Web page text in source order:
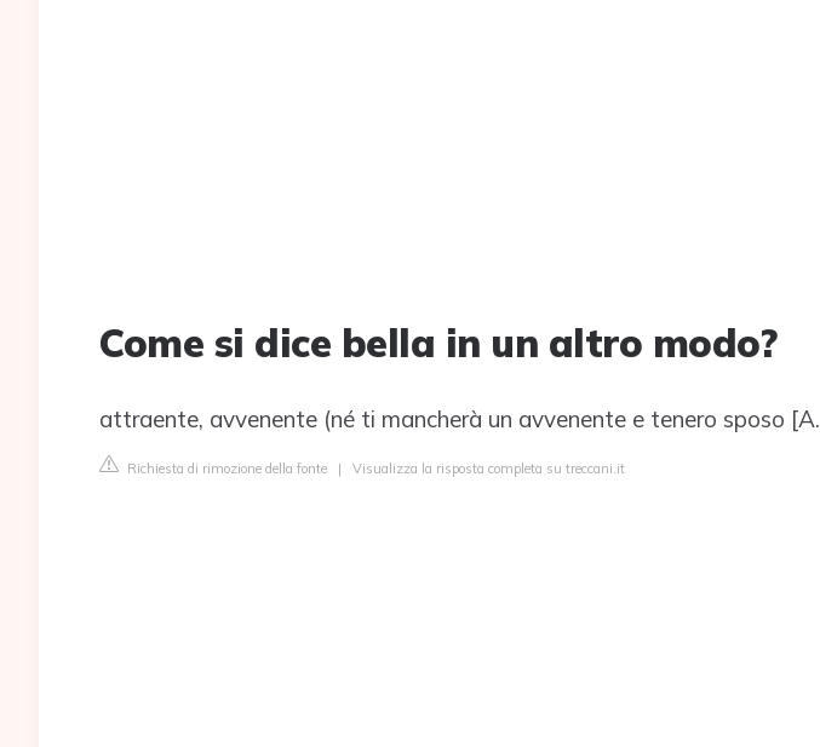
Come si dice bella in un altro modo?
attraente, avvenente (né ti mancherà un avvenente e tenero sposo [A.
Richiesta di rimozione della fonte | Visualizza la risposta completa su treccani.it